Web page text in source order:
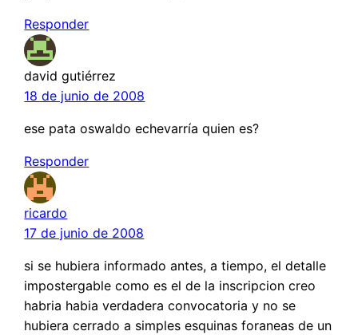
Responder
david gutiérrez
18 de junio de 2008
ese pata oswaldo echevarría quien es?
Responder
ricardo
17 de junio de 2008
si se hubiera informado antes, a tiempo, el detalle
impostergable como es el de la inscripcion creo
habria habia verdadera convocatoria y no se
hubiera cerrado a simples esquinas foraneas de un